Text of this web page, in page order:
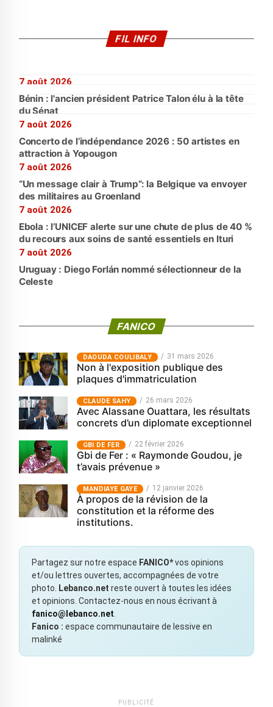
FIL INFO
7 août 2026
Bénin : l'ancien président Patrice Talon élu à la tête
du Sénat
7 août 2026
Concerto de l’indépendance 2026 : 50 artistes en
attraction à Yopougon
7 août 2026
“Un message clair à Trump”: la Belgique va envoyer
des militaires au Groenland
7 août 2026
Ebola : l’UNICEF alerte sur une chute de plus de 40 %
du recours aux soins de santé essentiels en Ituri
7 août 2026
Uruguay : Diego Forlán nommé sélectionneur de la
Celeste
FANICO
‎DAOUDA COULIBALY 31 mars 2026
Non à l'exposition publique des
plaques d'immatriculation
CLAUDE SAHY 26 mars 2026
Avec Alassane Ouattara, les résultats
concrets d’un diplomate exceptionnel
GBI DE FER 22 février 2026
Gbi de Fer : « Raymonde Goudou, je
t’avais prévenue »
MANDIAYE GAYE 12 janvier 2026
À propos de la révision de la
constitution et la réforme des
institutions.
Partagez sur notre espace FANICO*vos opinions
et/ou lettres ouvertes, accompagnées de votre
photo.
Lebanco.net reste ouvert à toutes les idées
et opinions. Contactez-nous en nous écrivant à
fanico@lebanco.net
Fanico : espace communautaire de lessive en
malinké
PUBLICITÉ